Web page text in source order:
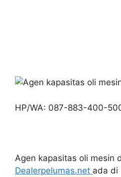
HP/WA: 087-883-400-
Agen kapasitas oli mesin
Dealerpelumas.net ada di